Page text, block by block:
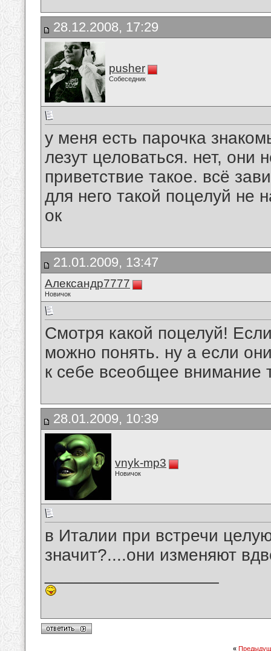
28.12.2008, 17:29
pusher
Собеседник
у меня есть парочка
лезут целоваться. нет, они
приветствие такое. всё
для него такой поцелуй не
ок
21.01.2009, 13:47
Александр7777
Новичок
Смотря какой поцелуй!
можно понять. ну а если
к себе всеобщее внимание
28.01.2009, 10:39
vnyk-mp3
Новичок
в Италии при встречи
значит?....они изменяют
«